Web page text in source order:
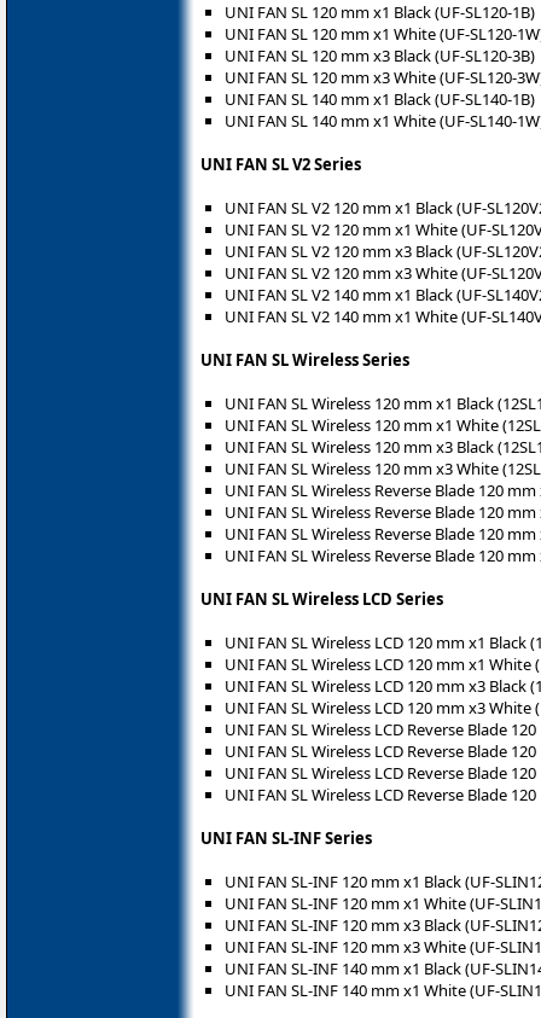
UNI FAN SL 120 mm x1 Black (UF-SL120-1B)
UNI FAN SL 120 mm x1 White (UF-SL120-
UNI FAN SL 120 mm x3 Black (UF-SL120-3B)
UNI FAN SL 120 mm x3 White (UF-SL120-
UNI FAN SL 140 mm x1 Black (UF-SL140-1B)
UNI FAN SL 140 mm x1 White (UF-SL140-
UNI FAN SL V2 Series
UNI FAN SL V2 120 mm x1 Black (UF-
UNI FAN SL V2 120 mm x1 White (UF-
UNI FAN SL V2 120 mm x3 Black (UF-
UNI FAN SL V2 120 mm x3 White (UF-
UNI FAN SL V2 140 mm x1 Black (UF-
UNI FAN SL V2 140 mm x1 White (UF-
UNI FAN SL Wireless Series
UNI FAN SL Wireless 120 mm x1 Black
UNI FAN SL Wireless 120 mm x1 White
UNI FAN SL Wireless 120 mm x3 Black
UNI FAN SL Wireless 120 mm x3 White
UNI FAN SL Wireless Reverse Blade 120 mm
UNI FAN SL Wireless Reverse Blade 120
UNI FAN SL Wireless Reverse Blade 120 mm
UNI FAN SL Wireless Reverse Blade 120
UNI FAN SL Wireless LCD Series
UNI FAN SL Wireless LCD 120 mm x1 Black
UNI FAN SL Wireless LCD 120 mm x1 White
UNI FAN SL Wireless LCD 120 mm x3 Black
UNI FAN SL Wireless LCD 120 mm x3 White
UNI FAN SL Wireless LCD Reverse Blade
UNI FAN SL Wireless LCD Reverse Blade
UNI FAN SL Wireless LCD Reverse Blade
UNI FAN SL Wireless LCD Reverse Blade
UNI FAN SL-INF Series
UNI FAN SL-INF 120 mm x1 Black (UF-
UNI FAN SL-INF 120 mm x1 White (UF-
UNI FAN SL-INF 120 mm x3 Black (UF-
UNI FAN SL-INF 120 mm x3 White (UF-
UNI FAN SL-INF 140 mm x1 Black (UF-
UNI FAN SL-INF 140 mm x1 White (UF-